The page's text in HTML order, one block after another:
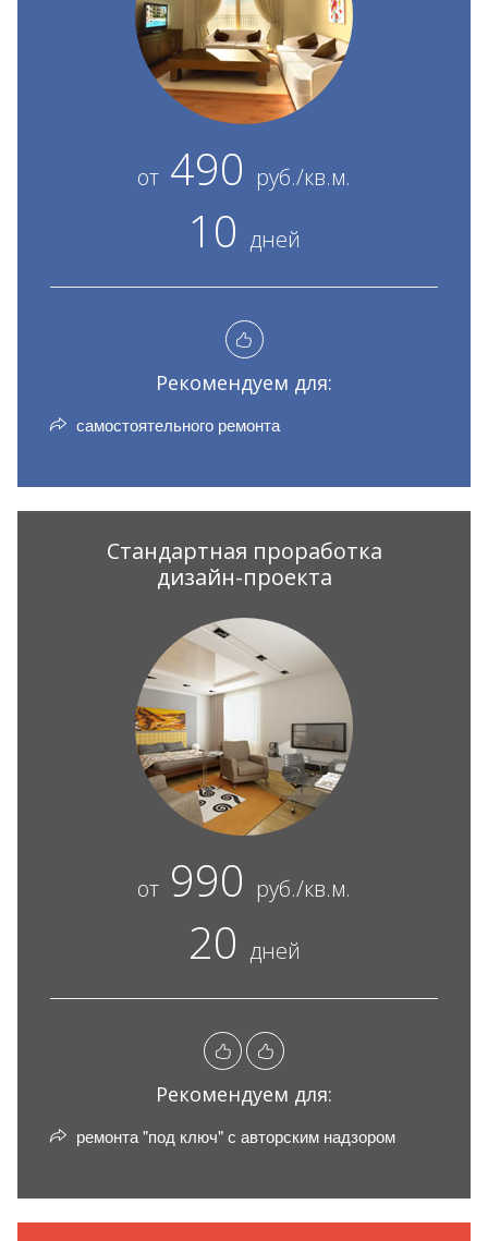
от 490 руб./кв.м.
10 дней
Рекомендуем для:
самостоятельного ремонта
Стандартная проработка
дизайн-проекта
от 990 руб./кв.м.
20 дней
Рекомендуем для:
ремонта "под ключ" с авторским надзором